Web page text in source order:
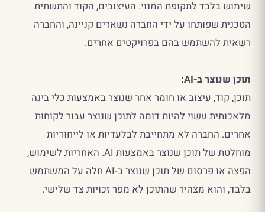
שימוש בלבד לתקופת המנוי. העיצובים, הקוד והתשתית
הטכנית שפותחו על ידי החברה נשארים קניינה, והחברה
רשאית להשתמש בהם בפרויקטים אחרים.
תוכן שנוצר ב-AI:
תוכן, קוד, עיצוב או חומר אחר שנוצר באמצעות כלי בינה
מלאכותית עשוי להיות דומה לתוכן שנוצר עבור לקוחות
אחרים. החברה לא מתחייבת לבלעדיות או לייחודיות
מוחלטת של תוכן שנוצר באמצעות AI. האחריות לשימוש,
הפצה או פרסום של תוכן שנוצר ב-AI חלה על המשתמש
בלבד, והוא מצהיר שהתוכן לא מפר זכויות צד שלישי.